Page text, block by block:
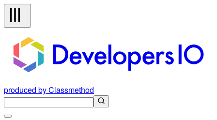
produced by Classmethod